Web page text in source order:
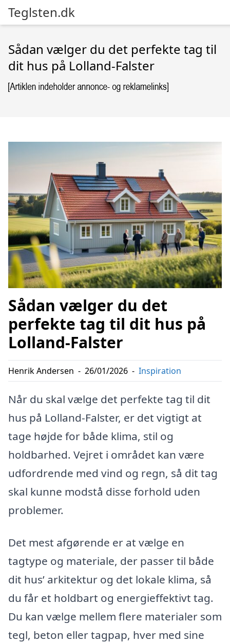
Teglsten.dk
Sådan vælger du det perfekte tag til
dit hus på Lolland-Falster
Sådan vælger du det
perfekte tag til dit hus på
Lolland-Falster
Henrik Andersen - 26/01/2026 - Inspiration
Når du skal vælge det perfekte tag til dit
hus på Lolland-Falster, er det vigtigt at
tage højde for både klima, stil og
holdbarhed. Vejret i området kan være
udfordrende med vind og regn, så dit tag
skal kunne modstå disse forhold uden
problemer.
Det mest afgørende er at vælge en
tagtype og materiale, der passer til både
dit hus’ arkitektur og det lokale klima, så
du får et holdbart og energieffektivt tag.
Du kan vælge mellem flere materialer som
tegl, beton eller tagpap, hver med sine